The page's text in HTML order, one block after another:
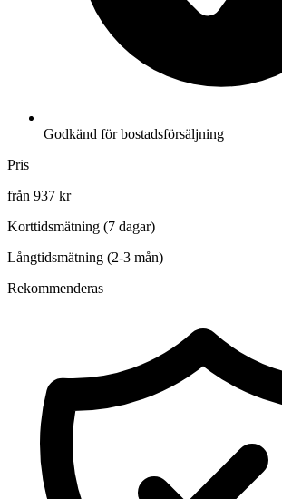
Godkänd för bostadsförsäljning
Pris
från 937 kr
Korttidsmätning (7 dagar)
Långtidsmätning (2-3 mån)
Rekommenderas